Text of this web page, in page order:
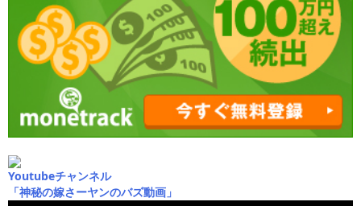
Youtubeチャンネル
「神秘の嫁さーヤンのバズ動画」